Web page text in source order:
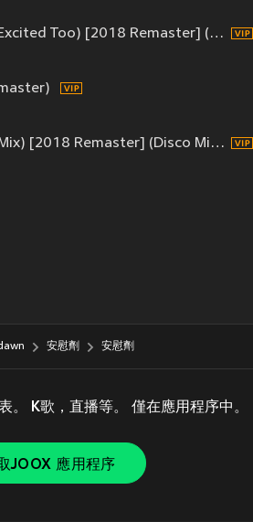
I Get Excited (You Get Excited Too) [2018 Remaster] (2018 Remaster)
Losing My Mind (Disco Mix) [2018 Remaster] (Disco Mix; 2018 Remaster)
安慰劑 安慰劑
。 K歌，直播等。 僅在應用程序中。
JOOX 應用程序